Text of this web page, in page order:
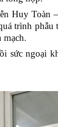
Huy Toàn
trình
mạch.
sức ngoại